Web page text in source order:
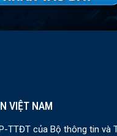
VIỆT NAM
TTĐT của Bộ thông tin và